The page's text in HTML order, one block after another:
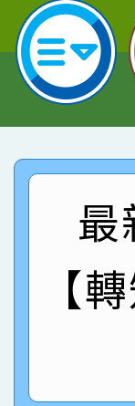
名
園
指
賀
賽
臺
賀
市
創
賀
賽
名
賀
倩
名
賀
園
指
賀
賽
臺
賀
市
【